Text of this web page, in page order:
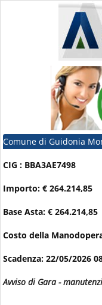
Comune di Guidonia
CIG : BBA3AE7498
Importo: € 264.214,85
Base Asta: € 264.214,85
Costo della
Scadenza: 22/05/2026
Avviso di Gara -